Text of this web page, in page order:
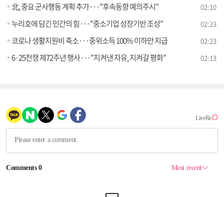
北, 중요 군사행동 계획 추가···"후속동향 예의주시" 02:10
누리호에 담긴 민간의 힘···"중소기업 성장기반 조성" 02:23
코로나 생활지원비 축소···중위소득 100% 이하만 지급 02:23
6·25전쟁 제72주년 행사···"지켜낸 자유, 지켜갈 평화" 02:13